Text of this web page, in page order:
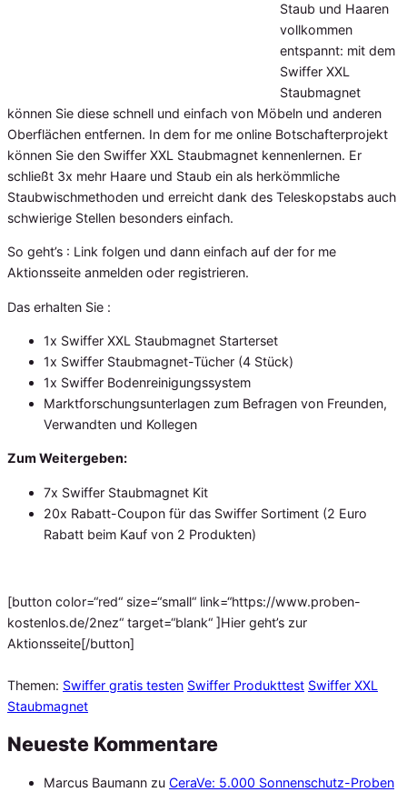
Staub und Haaren
vollkommen
entspannt: mit dem
Swiffer XXL
Staubmagnet
können Sie diese schnell und einfach von Möbeln und anderen
Oberflächen entfernen. In dem for me online Botschafterprojekt
können Sie den Swiffer XXL Staubmagnet kennenlernen. Er
schließt 3x mehr Haare und Staub ein als herkömmliche
Staubwischmethoden und erreicht dank des Teleskopstabs auch
schwierige Stellen besonders einfach.
So geht’s : Link folgen und dann einfach auf der for me
Aktionsseite anmelden oder registrieren.
Das erhalten Sie :
1x Swiffer XXL Staubmagnet Starterset
1x Swiffer Staubmagnet-Tücher (4 Stück)
1x Swiffer Bodenreinigungssystem
Marktforschungsunterlagen zum Befragen von Freunden,
Verwandten und Kollegen
Zum Weitergeben:
7x Swiffer Staubmagnet Kit
20x Rabatt-Coupon für das Swiffer Sortiment (2 Euro
Rabatt beim Kauf von 2 Produkten)
[button color=“red“ size=“small“ link=“https://www.proben-
kostenlos.de/2nez“ target=“blank“ ]Hier geht’s zur
Aktionsseite[/button]
Themen: Swiffer gratis testen Swiffer Produkttest Swiffer XXL
Staubmagnet
Neueste Kommentare
Marcus Baumann zu CeraVe: 5.000 Sonnenschutz-Proben